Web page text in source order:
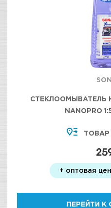
СТЕКЛООМЫВАТЕЛЬ
NANOPRO
ТОВАР
+ оптовая
ПЕРЕЙТИ